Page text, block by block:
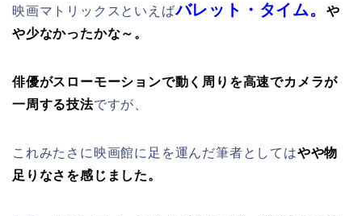
映画マトリックスといえばバレット・タイム。
や
や少なかったかな～。
俳優がスローモーションで動く周りを高速でカメラが
一周する技法ですが、
これみたさに映画館に足を運んだ筆者としてはやや物
足りなさを感じました。